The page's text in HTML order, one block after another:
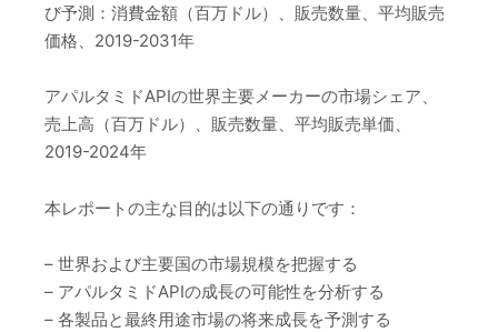
び予測：消費金額（百万ドル）、販売数量、平均販売
価格、2019-2031年
アパルタミドAPIの世界主要メーカーの市場シェア、
売上高（百万ドル）、販売数量、平均販売単価、
2019-2024年
本レポートの主な目的は以下の通りです：
– 世界および主要国の市場規模を把握する
– アパルタミドAPIの成長の可能性を分析する
– 各製品と最終用途市場の将来成長を予測する